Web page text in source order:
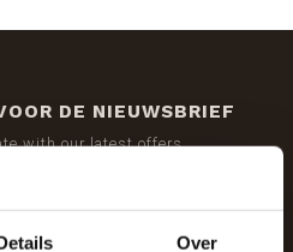
Over
DE NIEUWSBRIEF
with our latest offers